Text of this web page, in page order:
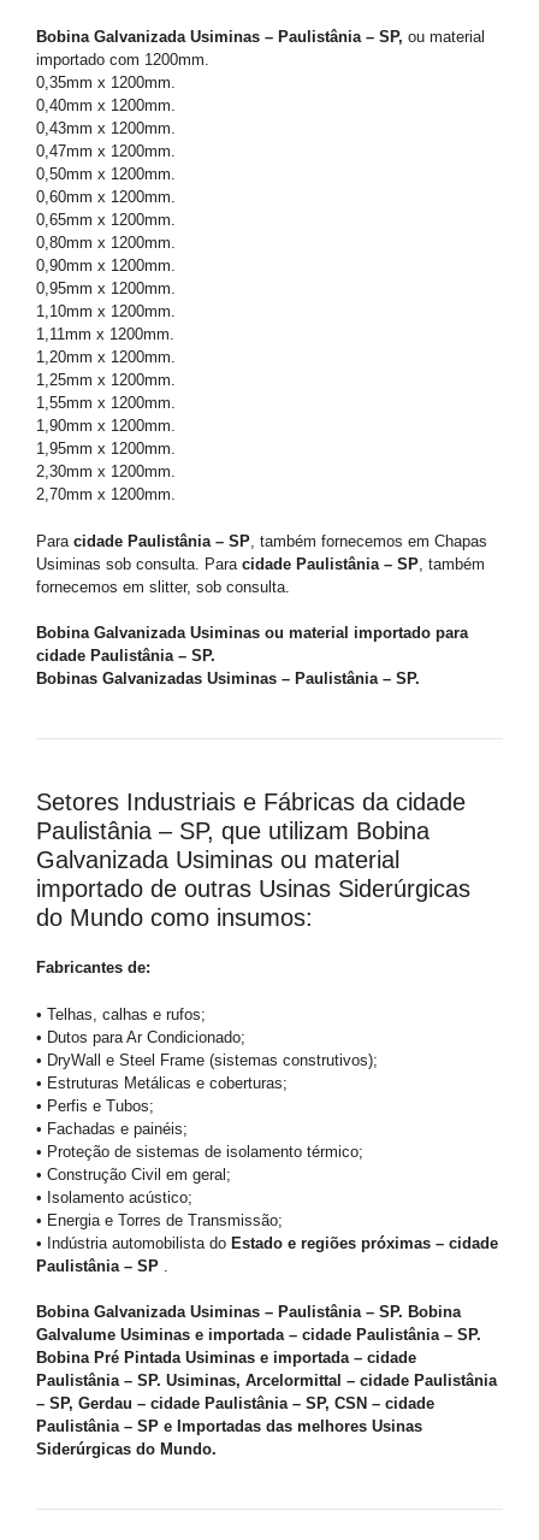
Bobina Galvanizada Usiminas – Paulistânia – SP, ou material
importado com 1200mm.
0,35mm x 1200mm.
0,40mm x 1200mm.
0,43mm x 1200mm.
0,47mm x 1200mm.
0,50mm x 1200mm.
0,60mm x 1200mm.
0,65mm x 1200mm.
0,80mm x 1200mm.
0,90mm x 1200mm.
0,95mm x 1200mm.
1,10mm x 1200mm.
1,11mm x 1200mm.
1,20mm x 1200mm.
1,25mm x 1200mm.
1,55mm x 1200mm.
1,90mm x 1200mm.
1,95mm x 1200mm.
2,30mm x 1200mm.
2,70mm x 1200mm.
Para cidade Paulistânia – SP , também fornecemos em Chapas
Usiminas sob consulta. Para cidade Paulistânia – SP , também
fornecemos em slitter, sob consulta.
Bobina Galvanizada Usiminas ou material importado para
cidade Paulistânia – SP.
Bobinas Galvanizadas Usiminas – Paulistânia – SP.
Setores Industriais e Fábricas da cidade
Paulistânia – SP, que utilizam Bobina
Galvanizada Usiminas ou material
importado de outras Usinas Siderúrgicas
do Mundo como insumos:
Fabricantes de:
• Telhas, calhas e rufos;
• Dutos para Ar Condicionado;
• DryWall e Steel Frame (sistemas construtivos);
• Estruturas Metálicas e coberturas;
• Perfis e Tubos;
• Fachadas e painéis;
• Proteção de sistemas de isolamento térmico;
• Construção Civil em geral;
• Isolamento acústico;
• Energia e Torres de Transmissão;
• Indústria automobilista do Estado e regiões próximas – cidade
Paulistânia – SP
Bobina Galvanizada Usiminas – Paulistânia – SP. Bobina
Galvalume Usiminas e importada – cidade Paulistânia – SP.
Bobina Pré Pintada Usiminas e importada – cidade
Paulistânia – SP. Usiminas, Arcelormittal – cidade Paulistânia
– SP, Gerdau – cidade Paulistânia – SP, CSN – cidade
Paulistânia – SP e Importadas das melhores Usinas
Siderúrgicas do Mundo.